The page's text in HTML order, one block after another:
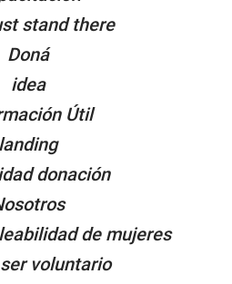
stand there
Doná
idea
Útil
landing
donación
de mujeres
voluntario